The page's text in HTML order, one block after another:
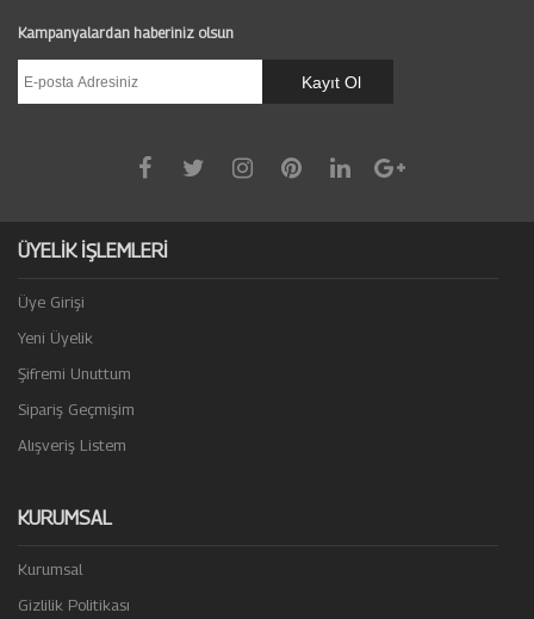
Kampanyalardan haberiniz olsun
ÜYELİK İŞLEMLERİ
Üye Girişi
Yeni Üyelik
Şifremi Unuttum
Sipariş Geçmişim
Alışveriş Listem
KURUMSAL
Kurumsal
Gizlilik Politikası